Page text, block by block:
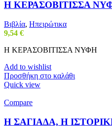
Η ΚΕΡΑΣΟΒΙΤΙΣΣΑ
Βιβλία, Ηπειρώτικα
9,54 €
Η ΚΕΡΑΣΟΒΙΤΙΣΣΑ ΝΥΦΗ
Add to wishlist
Προσθήκη στο καλάθι
Quick view
Compare
Η ΣΑΓΙΑΔΑ, Η